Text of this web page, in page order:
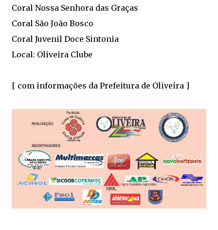
Coral Nossa Senhora das Graças
Coral São João Bosco
Coral Juvenil Doce Sintonia
Local: Oliveira Clube
[ com informações da Prefeitura de Oliveira ]